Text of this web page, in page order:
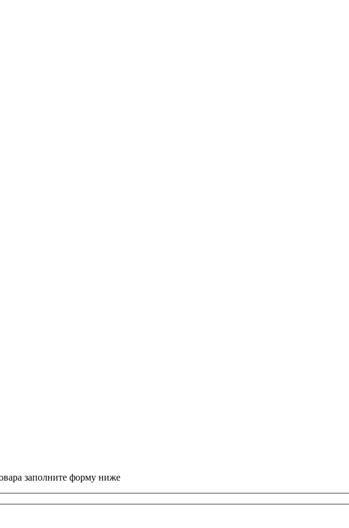
заполните форму ниже